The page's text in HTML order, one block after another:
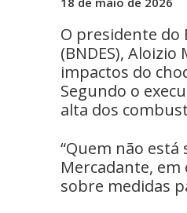
O presidente do
(BNDES),
impactos do
Segundo o
alta dos
“Quem não
Mercadante, em
sobre medidas